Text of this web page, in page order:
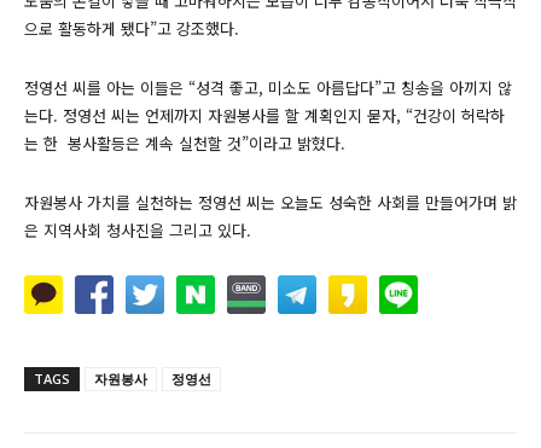
으로 활동하게 됐다”고 강조했다.
정영선 씨를 아는 이들은 “성격 좋고, 미소도 아름답다”고 칭송을 아끼지 않
는다. 정영선 씨는 언제까지 자원봉사를 할 계획인지 묻자, “건강이 허락하
는 한 봉사활등은 계속 실천할 것”이라고 밝혔다.
자원봉사 가치를 실천하는 정영선 씨는 오늘도 성숙한 사회를 만들어가며 밝
은 지역사회 청사진을 그리고 있다.
TAGS 자원봉사 정영선